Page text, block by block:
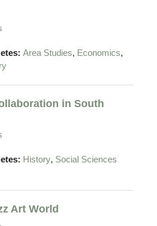
Area Studies, Economics,
in South
History, Social Sciences
Art World